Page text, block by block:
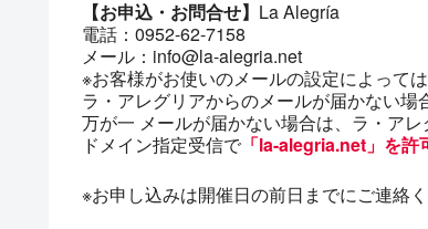
【お申込・お問合せ】 La Alegría
電話：0952-62-7158
メール：info@la-alegria.net
※お客様がお使いのメールの設定によっては
ラ・アレグリアからのメールが届かない場
万が一 メールが届かない場合は、ラ・ア
ドメイン指定受信で 「la-alegria.net」を許
※お申し込みは開催日の前日までにご連絡く